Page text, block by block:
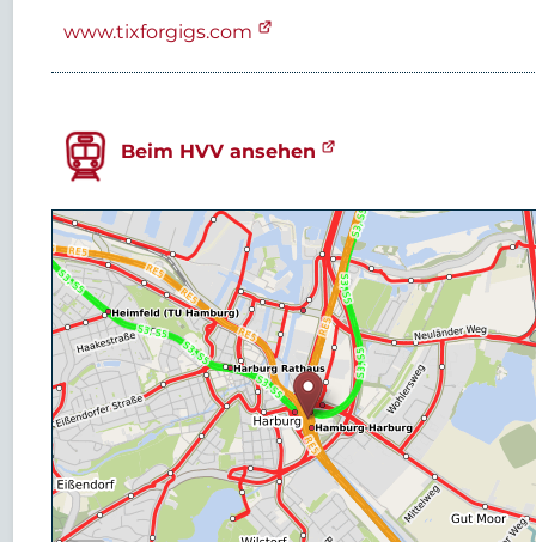
www.tixforgigs.com
Beim HVV ansehen